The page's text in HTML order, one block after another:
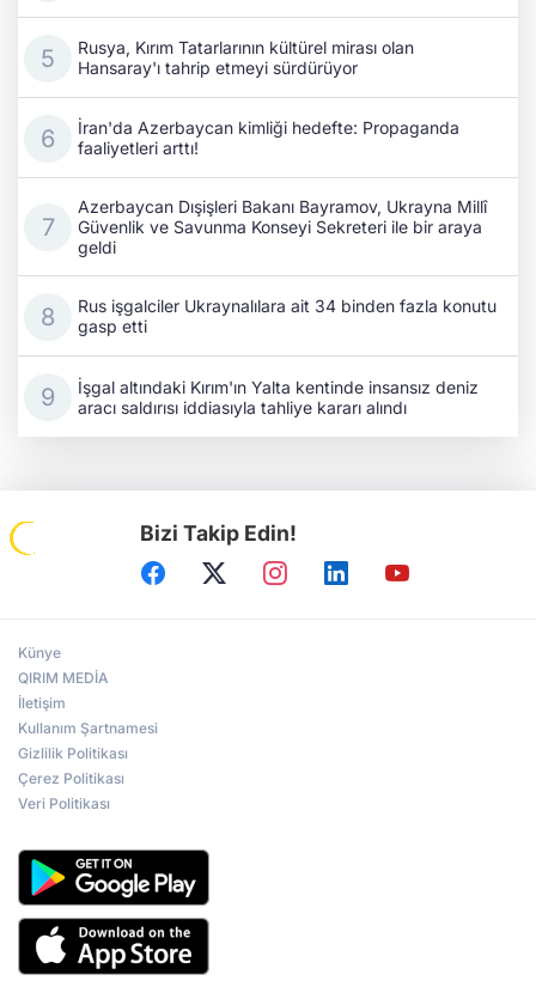
Rusya, Kırım Tatarlarının kültürel mirası olan
Hansaray'ı tahrip etmeyi sürdürüyor
İran'da Azerbaycan kimliği hedefte: Propaganda
faaliyetleri arttı!
Azerbaycan Dışişleri Bakanı Bayramov, Ukrayna Millî
Güvenlik ve Savunma Konseyi Sekreteri ile bir araya
geldi
Rus işgalciler Ukraynalılara ait 34 binden fazla konutu
gasp etti
İşgal altındaki Kırım'ın Yalta kentinde insansız deniz
aracı saldırısı iddiasıyla tahliye kararı alındı
Bizi Takip Edin!
Künye
QIRIM MEDİA
İletişim
Kullanım Şartnamesi
Gizlilik Politikası
Çerez Politikası
Veri Politikası